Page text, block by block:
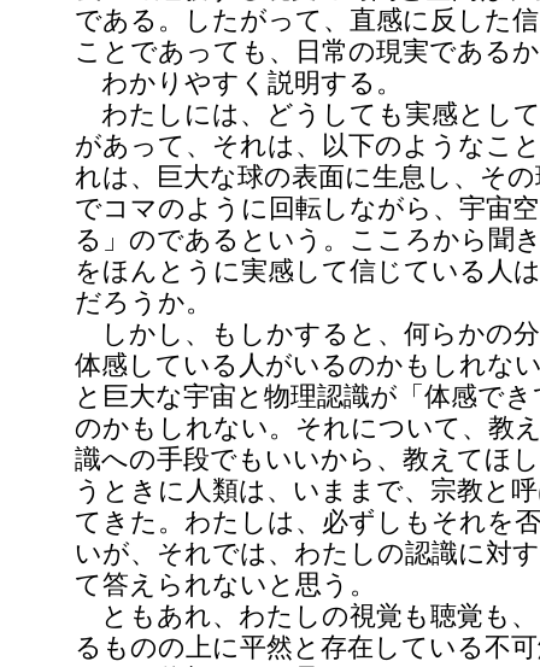
である。したがって、直感に反した
ことであっても、日常の現実である
わかりやすく説明する。
わたしには、どうしても実感とし
があって、それは、以下のようなこ
れは、巨大な球の表面に生息し、そ
でコマのように回転しながら、宇宙
る」のであるという。こころから聞
をほんとうに実感して信じている人
だろうか。
しかし、もしかすると、何らかの
体感している人がいるのかもしれな
と巨大な宇宙と物理認識が「体感で
のかもしれない。それについて、教
識への手段でもいいから、教えてほ
うときに人類は、いままで、宗教と
てきた。わたしは、必ずしもそれを
いが、それでは、わたしの認識に対
て答えられないと思う。
ともあれ、わたしの視覚も聴覚も
るものの上に平然と存在している不